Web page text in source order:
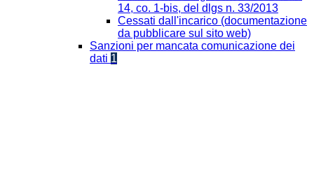
14, co. 1-bis, del dlgs n. 33/2013
Cessati dall'incarico (documentazione
da pubblicare sul sito web)
Sanzioni per mancata comunicazione dei
dati 1